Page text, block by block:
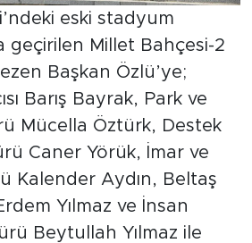
eski stadyum
geçirilen Millet Bahçesi-2
Başkan Özlü’ye;
Barış Bayrak, Park ve
Mücella Öztürk, Destek
Caner Yörük, İmar ve
Kalender Aydın, Beltaş
Yılmaz ve İnsan
Beytullah Yılmaz ile